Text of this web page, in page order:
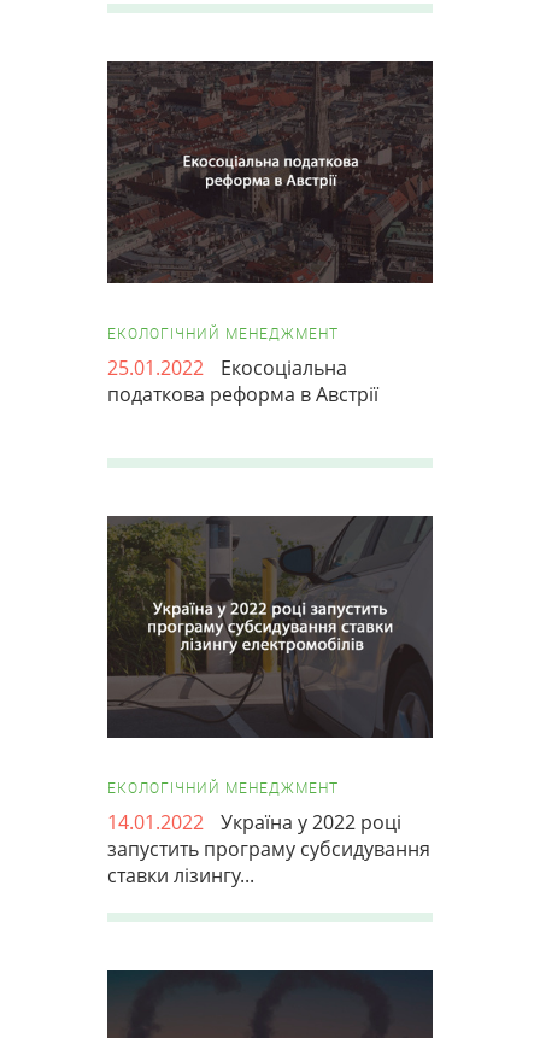
ЕКОЛОГІЧНИЙ МЕНЕДЖМЕНТ
25.01.2022
Екосоціальна
податкова реформа в Австрії
ЕКОЛОГІЧНИЙ МЕНЕДЖМЕНТ
14.01.2022
Україна у 2022 році
запустить програму субсидування
ставки лізингу...